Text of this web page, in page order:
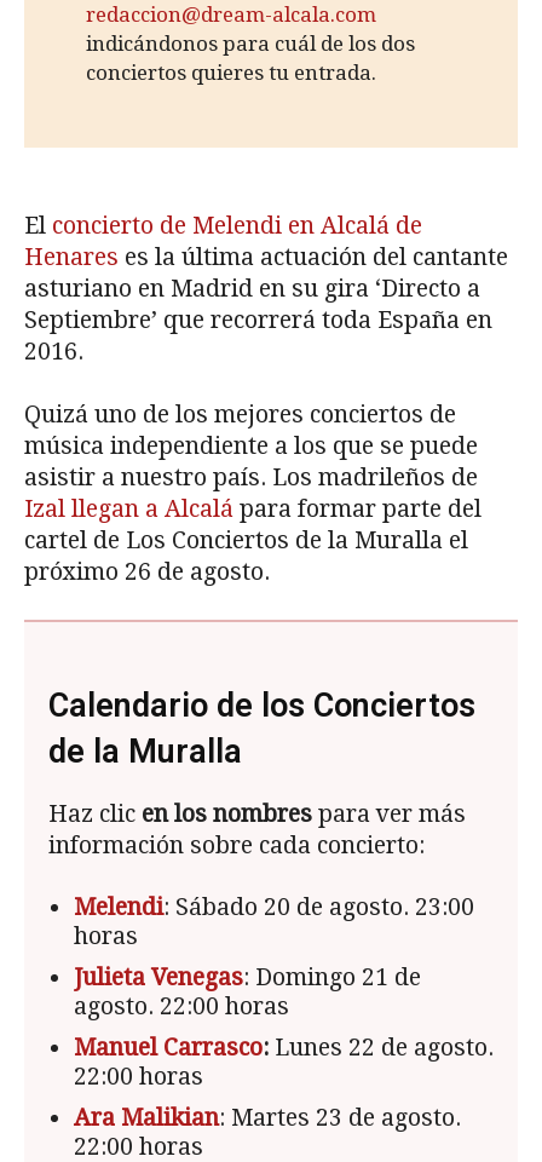
redaccion@dream-alcala.com
indicándonos para cuál de los dos
conciertos quieres tu entrada.
El concierto de Melendi en Alcalá de
Henares es la última actuación del cantante
asturiano en Madrid en su gira ‘Directo a
Septiembre’ que recorrerá toda España en
2016.
Quizá uno de los mejores conciertos de
música independiente a los que se puede
asistir a nuestro país. Los madrileños de
Izal llegan a Alcalá para formar parte del
cartel de Los Conciertos de la Muralla el
próximo 26 de agosto.
Calendario de los Conciertos
de la Muralla
Haz clic en los nombres para ver más
información sobre cada concierto:
Melendi: Sábado 20 de agosto. 23:00
horas
Julieta Venegas: Domingo 21 de
agosto. 22:00 horas
Manuel Carrasco: Lunes 22 de agosto.
22:00 horas
Ara Malikian: Martes 23 de agosto.
22:00 horas